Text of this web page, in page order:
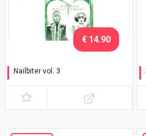
Nailbiter vol. 3
€ 14.90